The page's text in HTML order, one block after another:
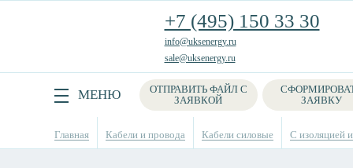
+7 (495) 150 33 30
info@uksenergy.ru
sale@uksenergy.ru
МЕНЮ
ОТПРАВИТЬ ФАЙЛ С
ЗАЯВКОЙ
ЗАЯВКУ
Поиск
Главная Кабели и провода Кабели силовые С изоляцией